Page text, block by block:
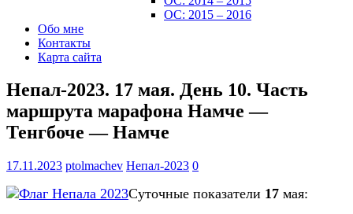
ОС: 2015 – 2016
Обо мне
Контакты
Карта сайта
Непал-2023. 17 мая. День 10. Часть
маршрута марафона Намче —
Тенгбоче — Намче
17.11.2023 ptolmachev Непал-2023 0
Суточные показатели 17 мая: